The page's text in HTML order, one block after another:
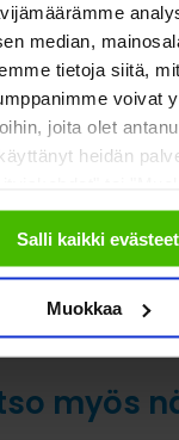
median,
tietoja siitä,
voivat
joita olet
heidän
Salli kaikki evästeet
Muokkaa
ja
ilmastoidut ja
»
myös